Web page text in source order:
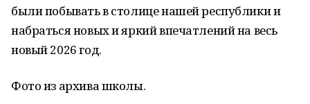
были побывать в столице нашей республики и
набраться новых и яркий впечатлений на весь
новый 2026 год.
Фото из архива школы.